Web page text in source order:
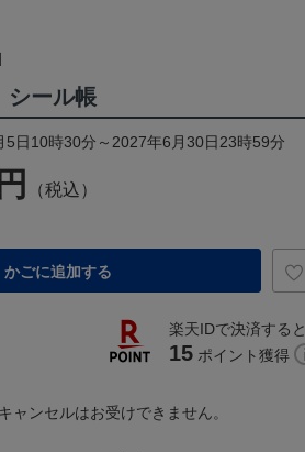
ール帳
5日10時30分～2027年6月30日23時59分
（税込）
かごに追加する
楽天IDで決済すると
15 ポイント獲得
ャンセルはお受けできません。